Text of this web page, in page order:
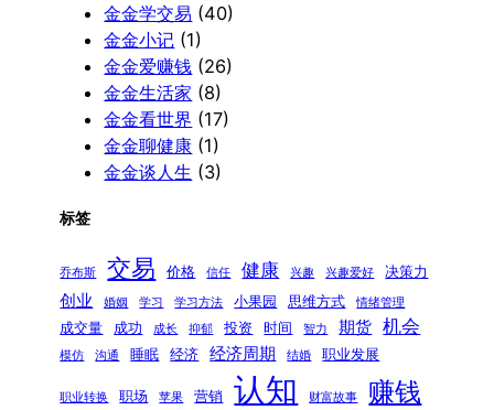
金金学交易 (40)
金金小记 (1)
金金爱赚钱 (26)
金金生活家 (8)
金金看世界 (17)
金金聊健康 (1)
金金谈人生 (3)
标签
乔布斯 交易 价格 信任 健康 兴趣 兴趣爱好 决策力
创业 婚姻 学习 学习方法 小果园 思维方式 情绪管理
成交量 成功 成长 抑郁 投资 时间 智力 期货 机会
模仿 沟通 睡眠 经济 经济周期 结婚 职业发展
职业转换 职场 苹果 营销 认知 财富故事 赚钱